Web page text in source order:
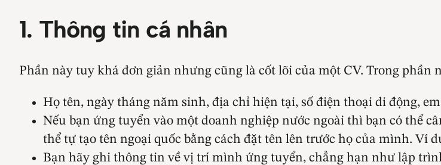
1. Thông tin cá nhân
Phần này tuy khá đơn giản nhưng cũng là cốt lõi của một CV. Trong
Họ tên, ngày tháng năm sinh, địa chỉ hiện tại, số điện thoại di động,
Nếu bạn ứng tuyển vào một doanh nghiệp nước ngoài thì bạn có thể
thể tự tạo tên ngoại quốc bằng cách đặt tên lên trước họ của mình. Ví
Bạn hãy ghi thông tin về vị trí mình ứng tuyển, chẳng hạn như lập